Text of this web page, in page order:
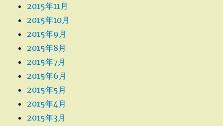
2015年11月
2015年10月
2015年9月
2015年8月
2015年7月
2015年6月
2015年5月
2015年4月
2015年3月